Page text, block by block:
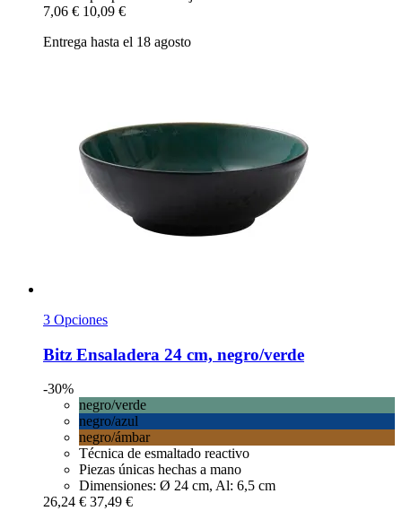
7,06 € 10,09 €
Entrega hasta el 18 agosto
3 Opciones
Bitz Ensaladera 24 cm, negro/verde
-30%
negro/verde
negro/azul
negro/ámbar
Técnica de esmaltado reactivo
Piezas únicas hechas a mano
Dimensiones: Ø 24 cm, Al: 6,5 cm
26,24 € 37,49 €